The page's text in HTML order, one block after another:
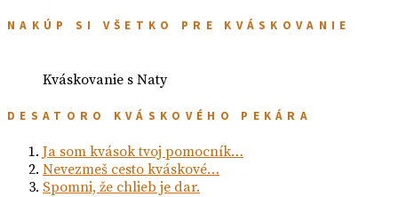
NAKÚP SI VŠETKO PRE KVÁSKOVANIE
Kváskovanie s Naty
DESATORO KVÁSKOVÉHO PEKÁRA
Ja som kvások tvoj pomocník…
Nevezmeš cesto kváskové…
Spomni, že chlieb je dar.